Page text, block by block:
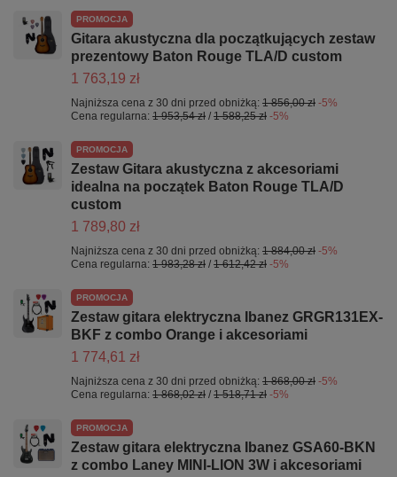
PROMOCJA
Gitara akustyczna dla początkujących zestaw
prezentowy Baton Rouge TLA/D custom
1 763,19 zł
Najniższa cena z 30 dni przed obniżką: 1 856,00 zł -5%
Cena regularna: 1 953,54 zł / 1 588,25 zł -5%
PROMOCJA
Zestaw Gitara akustyczna z akcesoriami
idealna na początek Baton Rouge TLA/D
custom
1 789,80 zł
Najniższa cena z 30 dni przed obniżką: 1 884,00 zł -5%
Cena regularna: 1 983,28 zł / 1 612,42 zł -5%
PROMOCJA
Zestaw gitara elektryczna Ibanez GRGR131EX-
BKF z combo Orange i akcesoriami
1 774,61 zł
Najniższa cena z 30 dni przed obniżką: 1 868,00 zł -5%
Cena regularna: 1 868,02 zł / 1 518,71 zł -5%
PROMOCJA
Zestaw gitara elektryczna Ibanez GSA60-BKN
z combo Laney MINI-LION 3W i akcesoriami